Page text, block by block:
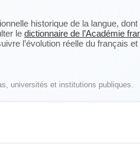
historique de la langue,
le dictionnaire de l’Académie
l’évolution réelle du français
universités et institutions publiques.